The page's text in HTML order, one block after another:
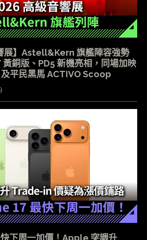
展】Astell&Kern 旗艦陣容強勢
銅版、PD5 新機亮相，同場加映
及平民黑馬 ACTIVO Scoop
下周一加價！Apple 突調升